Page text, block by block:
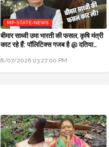
MP-STATE-NEWS
बीमार साध्वी उमा भारती की फसल, कृषि मंत्री
काट रहे हैं: पॉलिटिक्स गजब है @ दतिया
8/07/2026 03:27:00 PM